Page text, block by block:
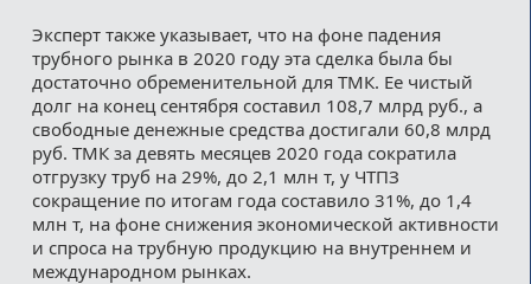
Эксперт также указывает, что на фоне падения
трубного рынка в 2020 году эта сделка была бы
достаточно обременительной для ТМК. Ее чистый
долг на конец сентября составил 108,7 млрд руб., а
свободные денежные средства достигали 60,8 млрд
руб. ТМК за девять месяцев 2020 года сократила
отгрузку труб на 29%, до 2,1 млн т, у ЧТПЗ
сокращение по итогам года составило 31%, до 1,4
млн т, на фоне снижения экономической активности
и спроса на трубную продукцию на внутреннем и
международном рынках.